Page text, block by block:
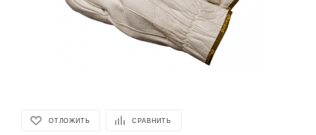
ОТЛОЖИТЬ СРАВНИТЬ